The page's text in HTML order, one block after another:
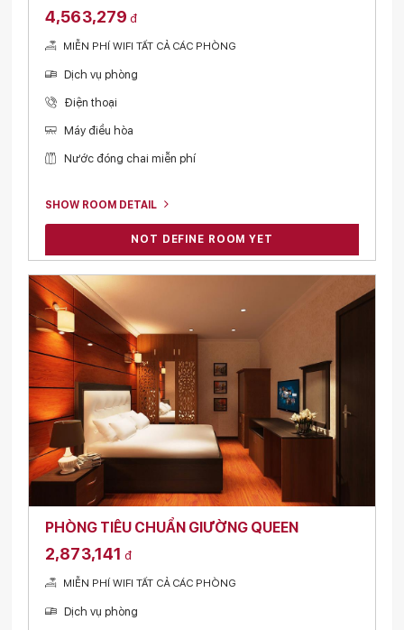
4,563,279 đ
MIỄN PHÍ WIFI TẤT CẢ CÁC PHÒNG
Dịch vụ phòng
Điện thoại
Máy điều hòa
Nước đóng chai miễn phí
SHOW ROOM DETAIL
NOT DEFINE ROOM YET
PHÒNG TIÊU CHUẨN GIƯỜNG QUEEN
2,873,141 đ
MIỄN PHÍ WIFI TẤT CẢ CÁC PHÒNG
Dịch vụ phòng